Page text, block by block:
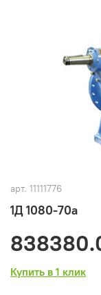
арт. 11111776
1Д 1080-70а
Купить в 1 клик